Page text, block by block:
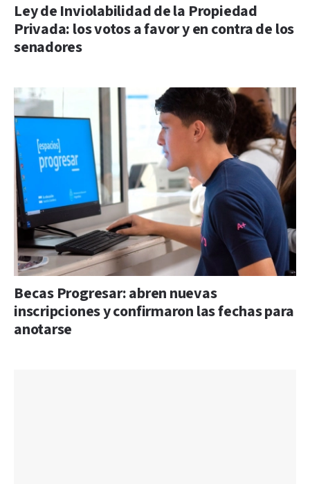
Ley de Inviolabilidad de la Propiedad
Privada: los votos a favor y en contra de los
senadores
Becas Progresar: abren nuevas
inscripciones y confirmaron las fechas para
anotarse